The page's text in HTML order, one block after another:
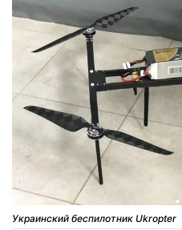
Украинский беспилотник Ukropter